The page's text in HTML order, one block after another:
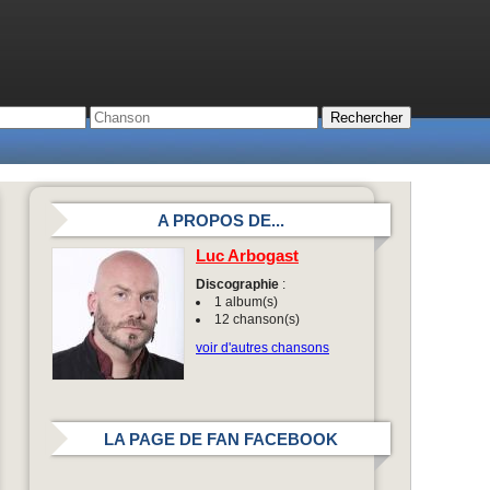
A PROPOS DE...
Luc Arbogast
Discographie :
1 album(s)
12 chanson(s)
voir d'autres chansons
LA PAGE DE FAN FACEBOOK